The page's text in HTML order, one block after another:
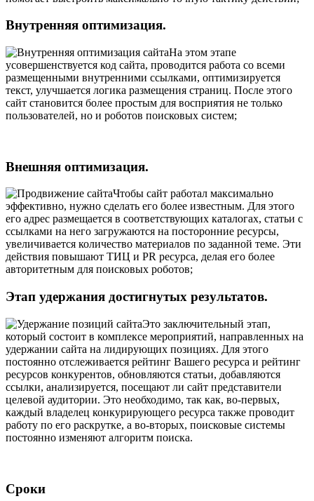
Внутренняя оптимизация.
На этом этапе
усовершенствуется код сайта, проводится работа со всеми
размещенными внутренними ссылками, оптимизируется
текст, улучшается логика размещения страниц. После этого
сайт становится более простым для восприятия не только
пользователей, но и роботов поисковых систем;
Внешняя оптимизация.
Чтобы сайт работал максимально
эффективно, нужно сделать его более известным. Для этого
его адрес размещается в соответствующих каталогах, статьи с
ссылками на него загружаются на посторонние ресурсы,
увеличивается количество материалов по заданной теме. Эти
действия повышают ТИЦ и PR ресурса, делая его более
авторитетным для поисковых роботов;
Этап удержания достигнутых результатов.
Это заключительный этап,
который состоит в комплексе мероприятий, направленных на
удержании сайта на лидирующих позициях. Для этого
постоянно отслеживается рейтинг Вашего ресурса и рейтинг
ресурсов конкурентов, обновляются статьи, добавляются
ссылки, анализируется, посещают ли сайт представители
целевой аудитории. Это необходимо, так как, во-первых,
каждый владелец конкурирующего ресурса также проводит
работу по его раскрутке, а во-вторых, поисковые системы
постоянно изменяют алгоритм поиска.
Сроки